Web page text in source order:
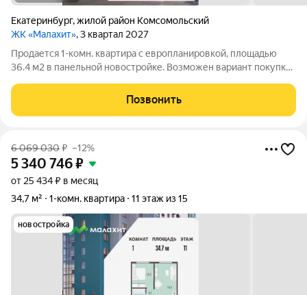
Екатеринбург,жилой район Комсомольский
ЖК «Малахит», 3 квартал 2027
Продается 1-комн. квартира с европланировкой, площадью
36.4 м2 в панельной новостройке. Возможен вариант покупки
кухня 17.1 м2, отделка под ключ, балконов - 1. Квартира
располагается на 15
Позвонить
6 069 030₽ –12%
5 340 746₽
от 25 434 ₽ в месяц
34,7 м²
1-комн. квартира 11 этаж из 15
новостройка